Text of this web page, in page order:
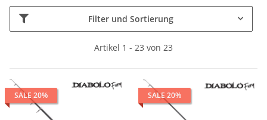
Filter und Sortierung
Artikel 1 - 23 von 23
SALE 20% SALE 20%